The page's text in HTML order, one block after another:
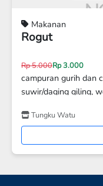
Makanan
Nasi Bento
Rp 27.000Rp 25.000
Nasi Bento
Anvino Food